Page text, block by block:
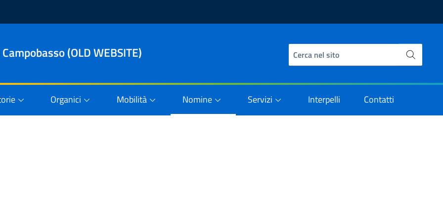
(OLD WEBSITE)
Organici Mobilità Nomine Servizi Interpelli Contatti